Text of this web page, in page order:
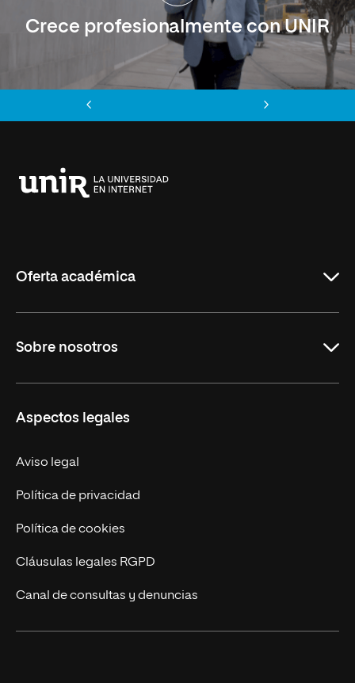
Crece profesionalmente con UNIR
Oferta académica
Maestrías
Sobre nosotros
Trabaja en UNIR
Actualidad UNIR
Contáctanos
Aspectos legales
Aviso legal
Política de privacidad
Política de cookies
Cláusulas legales RGPD
Canal de consultas y denuncias